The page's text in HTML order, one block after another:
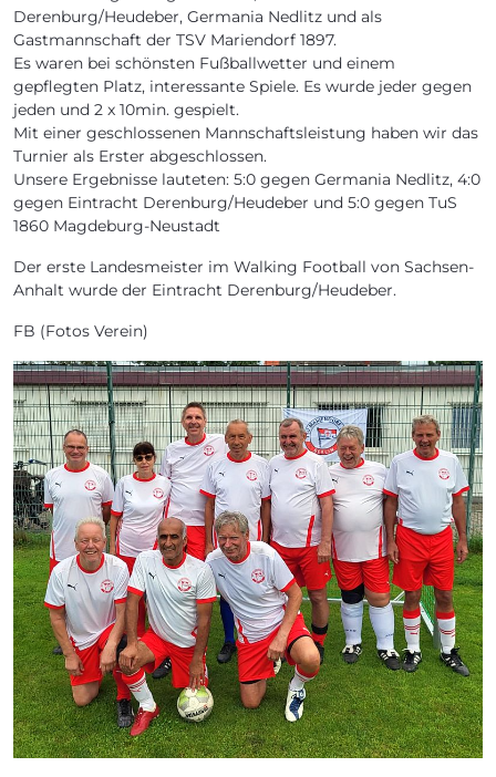
Derenburg/Heudeber, Germania Nedlitz und als
Gastmannschaft der TSV Mariendorf 1897.
Es waren bei schönsten Fußballwetter und einem
gepflegten Platz, interessante Spiele. Es wurde jeder gegen
jeden und 2 x 10min. gespielt.
Mit einer geschlossenen Mannschaftsleistung haben wir das
Turnier als Erster abgeschlossen.
Unsere Ergebnisse lauteten: 5:0 gegen Germania Nedlitz, 4:0
gegen Eintracht Derenburg/Heudeber und 5:0 gegen TuS
1860 Magdeburg-Neustadt
Der erste Landesmeister im Walking Football von Sachsen-
Anhalt wurde der Eintracht Derenburg/Heudeber.
FB (Fotos Verein)